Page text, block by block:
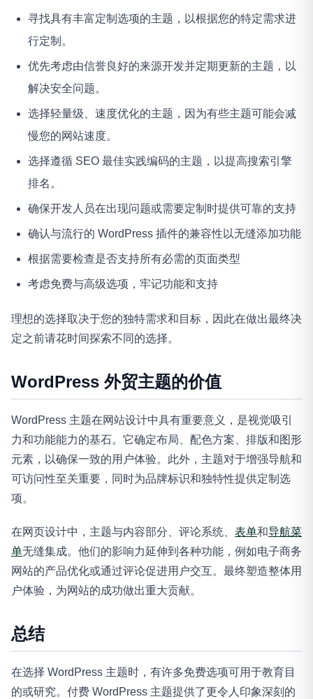
寻找具有丰富定制选项的主题，以根据您的特定需求进
行定制。
优先考虑由信誉良好的来源开发并定期更新的主题，以
解决安全问题。
选择轻量级、速度优化的主题，因为有些主题可能会减
慢您的网站速度。
选择遵循 SEO 最佳实践编码的主题，以提高搜索引擎
排名。
确保开发人员在出现问题或需要定制时提供可靠的支持
确认与流行的 WordPress 插件的兼容性以无缝添加功能
根据需要检查是否支持所有必需的页面类型
考虑免费与高级选项，牢记功能和支持
理想的选择取决于您的独特需求和目标，因此在做出最终决
定之前请花时间探索不同的选择。
WordPress 外贸主题的价值
WordPress 主题在网站设计中具有重要意义，是视觉吸引
力和功能能力的基石。它确定布局、配色方案、排版和图形
元素，以确保一致的用户体验。此外，主题对于增强导航和
可访问性至关重要，同时为品牌标识和独特性提供定制选
项。
在网页设计中，主题与内容部分、评论系统、 表单和导航菜
单无缝集成。他们的影响力延伸到各种功能，例如电子商务
网站的产品优化或通过评论促进用户交互。最终塑造整体用
户体验，为网站的成功做出重大贡献。
总结
在选择 WordPress 主题时，有许多免费选项可用于教育目
的或研究。付费 WordPress 主题提供了更令人印象深刻的